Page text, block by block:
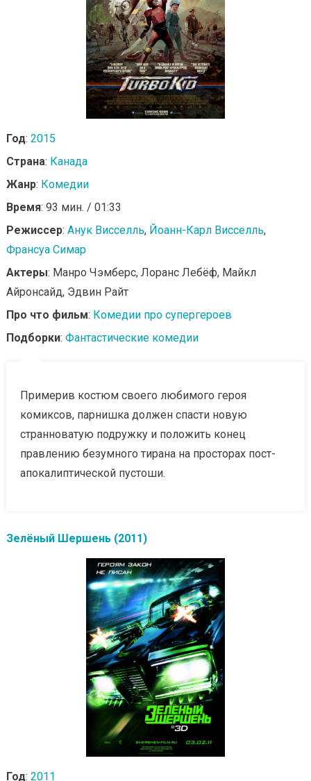
Год: 2015
Страна: Канада
Жанр: Комедии
Время: 93 мин. / 01:33
Режиссер: Анук Висселль, Йоанн-Карл Висселль,
Франсуа Симар
Актеры: Манро Чэмберс, Лоранс Лебёф, Майкл
Айронсайд, Эдвин Райт
Про что фильм: Комедии про супергероев
Подборки: Фантастические комедии
Примерив костюм своего любимого героя
комиксов, парнишка должен спасти новую
странноватую подружку и положить конец
правлению безумного тирана на просторах пост-
апокалиптической пустоши.
Зелёный Шершень (2011)
Год: 2011